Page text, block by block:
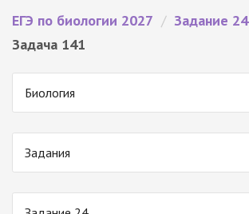
ЕГЭ по биологии 2027 / Задание 24
Задача 141
Биология
Задания